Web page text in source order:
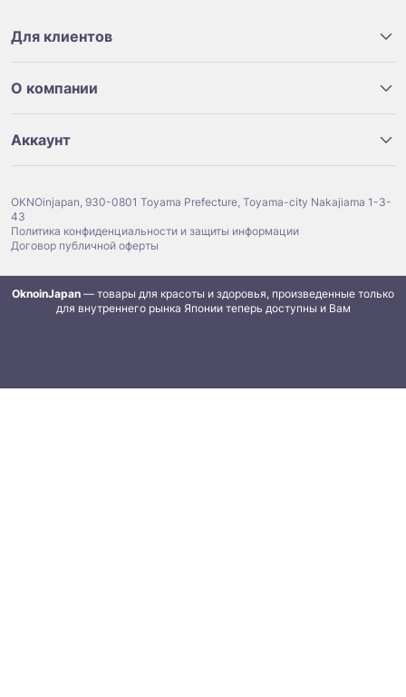
Для клиентов
О компании
Аккаунт
OKNOinjapan, 930-0801 Toyama Prefecture, Toyama-city Nakajiama 1-3-
43
Политика конфиденциальности и защиты информации
Договор публичной оферты
OknoinJapan — товары для красоты и здоровья, произведенные только
для внутреннего рынка Японии теперь доступны и Вам